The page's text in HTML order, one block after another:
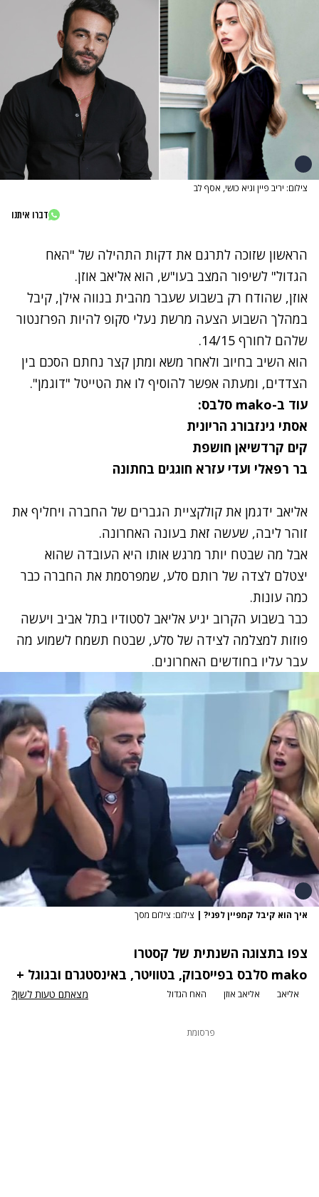
צילום: יריב פיין וגיא כושי, אסף לב
דברו איתנו
הראשון שזוכה לתרגם את דקות התהילה של "האח
הגדול" לשיפור המצב בעו"ש, הוא אליאב אוזן.
אוזן, שהודח רק בשבוע שעבר מהבית בנווה אילן, קיבל
במהלך השבוע הצעה מרשת נעלי סקופ להיות הפרזנטור
שלהם לחורף 14/15.
הוא השיב בחיוב ולאחר משא ומתן קצר נחתם הסכם בין
הצדדים, ומעתה אפשר להוסיף לו את הטייטל "דוגמן".
עוד ב-mako סלבס:
אסתי גינזבורג הריונית
קים קרדשיאן חושפת
בר רפאלי ועדי עזרא חוגגים בחתונה
אליאב ידגמן את קולקציית הגברים של החברה ויחליף את
זוהר ליבה, שעשה זאת בעונה האחרונה.
אבל מה שבטח יותר מרגש אותו היא העובדה שהוא
יצטלם לצדה של רותם סלע, שמפרסמת את החברה כבר
כמה עונות.
כבר בשבוע הקרוב יגיע אליאב לסטודיו בתל אביב ויעשה
פוזות למצלמה לצידה של סלע, שבטח תשמח לשמוע מה
עבר עליו בחודשים האחרונים.
איך הוא קיבל קמפיין לפני? | צילום: צילום מסך
צפו בתצוגה השנתית של קסטרו
mako סלבס
בפייסבוק, בטוויטר, באינסטגרם ובגוגל +
אליאב אליאב אוזן האח הגדול מצאתם טעות לשון?
פרסומת